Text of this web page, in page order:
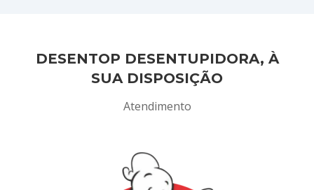
DESENTOP DESENTUPIDORA, À
SUA DISPOSIÇÃO
Atendimento